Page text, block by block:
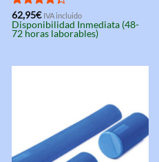
Valorado
con4.33
de 5
62,95€ IVA incluido
Disponibilidad Inmediata (48-
72 horas laborables)